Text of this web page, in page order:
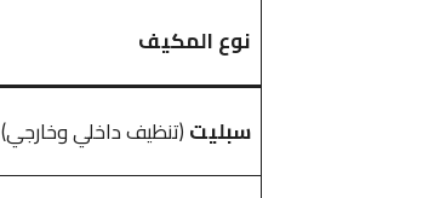
نوع المكيف
سبليت(تنظيف داخلي وخارجي)